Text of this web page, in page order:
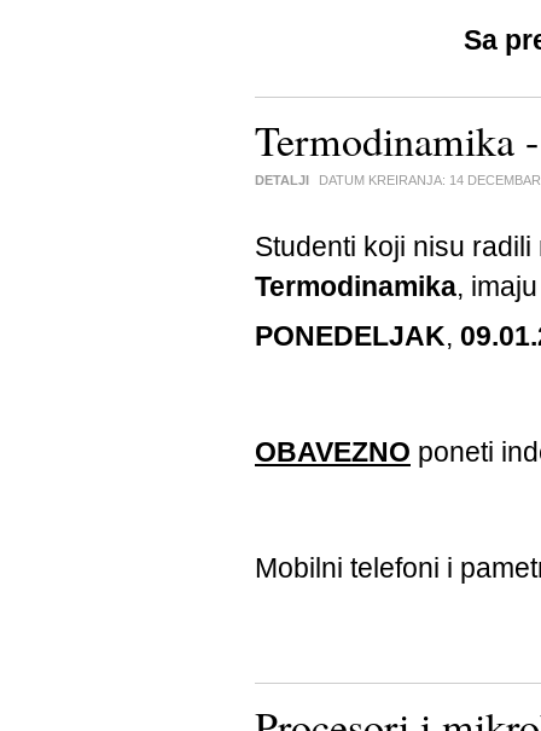
Sa
Termodinamika
DETALJI DATUM KREIRANJA: 14
Studenti koji nisu
Termodinamika,
PONEDELJAK,
OBAVEZNO poneti
Mobilni telefoni i